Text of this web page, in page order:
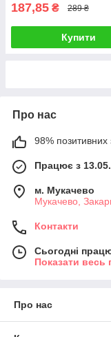
187,85 ₴ 289 ₴
Купити
Про нас
98% позитивних
Працює з
м. Мукачево
Мукачево,
Контакти
Сьогодні
Показати весь
Про нас